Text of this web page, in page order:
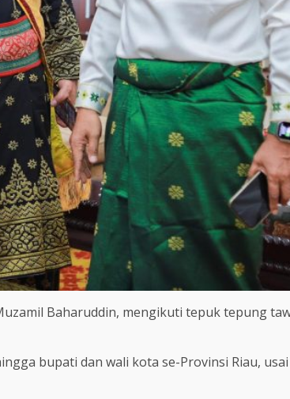
Baharuddin, mengikuti tepuk tepung
bupati dan wali kota se-Provinsi Riau,